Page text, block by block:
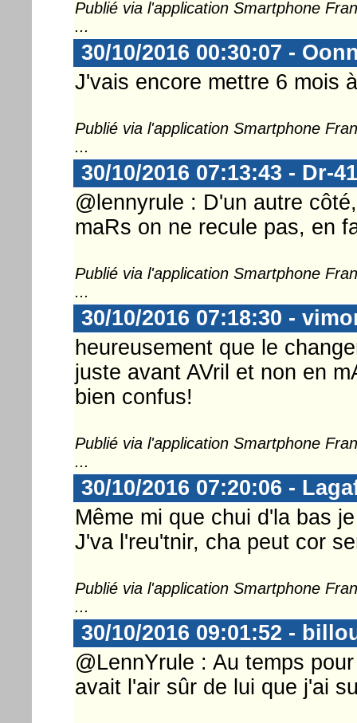
Publié via l'application Smartphone
...
30/10/2016 00:30:07 -
J'vais encore mettre 6 mois
Publié via l'application Smartphone
...
30/10/2016 07:13:43 - Dr-
@lennyrule : D'un autre
maRs on ne recule pas, en
Publié via l'application Smartphone
...
30/10/2016 07:18:30 -
heureusement que le
juste avant AVril et non en
bien confus!
Publié via l'application Smartphone
...
30/10/2016 07:20:06 -
Même mi que chui d'la bas
J'va l'reu'tnir, cha peut cor
Publié via l'application Smartphone
...
30/10/2016 09:01:52 -
@LennYrule : Au temps
avait l'air sûr de lui que j'ai